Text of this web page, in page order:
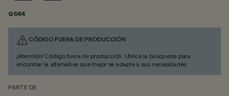
QS64
CÓDIGO FUERA DE PRODUCCIÓN
¡Atención! Código fuera de producción. Utilice la búsqueda para
encontrar la alternativa que mejor se adapte a sus necesidades.
PARTE DE